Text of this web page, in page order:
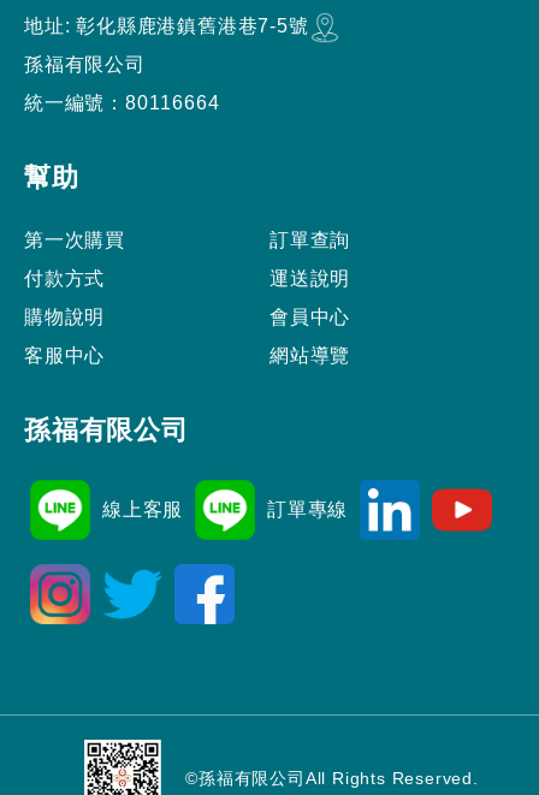
地址:彰化縣鹿港鎮舊港巷7-5號
孫福有限公司
統一編號：80116664
幫助
第一次購買
訂單查詢
付款方式
運送說明
購物說明
會員中心
客服中心
網站導覽
孫福有限公司
線上客服 訂單專線
©孫福有限公司 All Rights Reserved.